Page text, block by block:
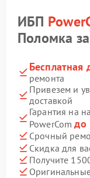
ИБП
Поломка
Бесплатная
ремонта
Привезем и
доставкой
Гарантия на
PowerComдо
Срочный
Скидка для
Получите